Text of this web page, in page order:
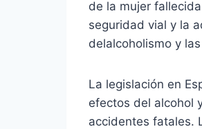
de la mujer
seguridad vial y la
delalcoholismo y
La legislación en
efectos del alcohol
accidentes fatales.